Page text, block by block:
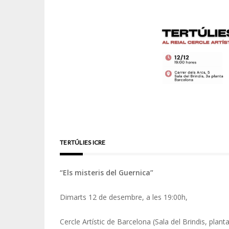
TERTÚLIES ICRE
“Els misteris del Guernica”
Dimarts 12 de desembre, a les 19:00h,
Cercle Artístic de Barcelona (Sala del Brindis, planta